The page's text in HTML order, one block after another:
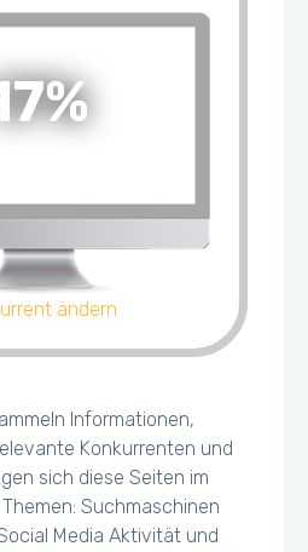
ändern
Informationen,
Konkurrenten und
sich diese Seiten im
Suchmaschinen
Media Aktivität und